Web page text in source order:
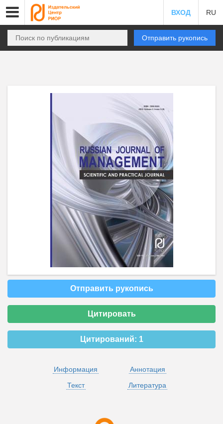
ВХОД RU
Отправить рукопись
Отправить рукопись
Цитировать
Цитирований: 1
Информация
Аннотация
Текст
Литература